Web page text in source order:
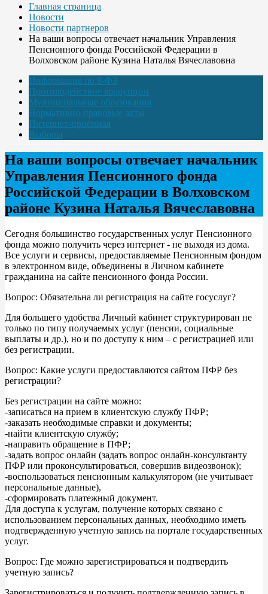
Главная страница
Новости
Новости партнеров
На ваши вопросы отвечает начальник Управления
Пенсионного фонда Российской Федерации в
Волховском районе Кузина Наталья Вячеславовна
Информация по 8-ФЗ
Противодействие коррупции
Муниципальные образования
Нормативно-правовые акты
Интернет-приёмная
Выборы
На ваши вопросы отвечает начальник
Управления Пенсионного фонда
Российской Федерации в Волховском
районе Кузина Наталья Вячеславовна
Сегодня большинство государственных услуг Пенсионного
фонда можно получить через интернет - не выходя из дома.
Все услуги и сервисы, предоставляемые Пенсионным фондом
в электронном виде, объединены в Личном кабинете
гражданина на сайте пенсионного фонда России.
Вопрос: Обязательна ли регистрация на сайте госуслуг?
Для большего удобства Личный кабинет структурирован не
только по типу получаемых услуг (пенсии, социальные
выплаты и др.), но и по доступу к ним – с регистрацией или
без регистрации.
Вопрос: Какие услуги предоставляются сайтом ПФР без
регистрации?
Без регистрации на сайте можно:
-записаться на прием в клиентскую службу ПФР;
-заказать необходимые справки и документы;
-найти клиентскую службу;
-направить обращение в ПФР;
-задать вопрос онлайн (задать вопрос онлайн-консультанту
ПФР или проконсультироваться, совершив видеозвонок);
-воспользоваться пенсионным калькулятором (не учитывает
персональные данные),
-сформировать платежный документ.
Для доступа к услугам, получение которых связано с
использованием персональных данных, необходимо иметь
подтвержденную учетную запись на портале государственных
услуг.
Вопрос: Где можно зарегистрироваться и подтвердить
учетную запись?